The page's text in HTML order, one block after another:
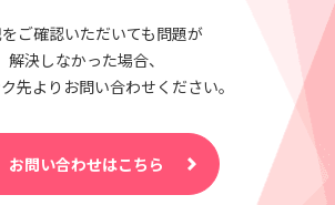
ご確認いただいても問題が
解決しなかった場合、
先よりお問い合わせください。
お問い合わせはこちら